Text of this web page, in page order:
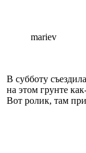
mariev
В субботу
на этом грунте
Вот ролик, там